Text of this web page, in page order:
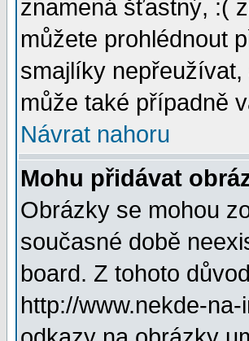
znamená šťastný, :(
můžete prohlédnout
smajlíky
může také případně
Návrat nahoru
Mohu přidávat
Obrázky se mohou
současné době
board. Z tohoto
http://www.nekde-